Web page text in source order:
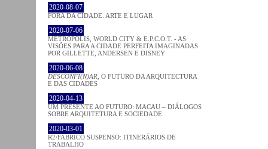
2020-08-07
FORA DA CIDADE. ARTE E LUGAR
2020-07-06
METROPOLIS, WORLD CITY & E.P.C.O.T. - AS
VISÕES PARA A CIDADE PERFEITA IMAGINADAS
POR GILLETTE, ANDERSEN E DISNEY
2020-06-08
DESCONFI(N)AR , O FUTURO DA ARQUITECTURA
E DAS CIDADES
2020-04-13
UM PRESENTE AO FUTURO: MACAU – DIÁLOGOS
SOBRE ARQUITETURA E SOCIEDADE
2020-03-01
R2/FABRICO SUSPENSO: ITINERÁRIOS DE
TRABALHO